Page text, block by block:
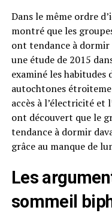
Dans le même ordre
montré que les
ont tendance à dormir
une étude de 2015
examiné les habitudes
autochtones
accès à l’électricité et
ont découvert que le
tendance à dormir
grâce au manque de
Les
sommeil